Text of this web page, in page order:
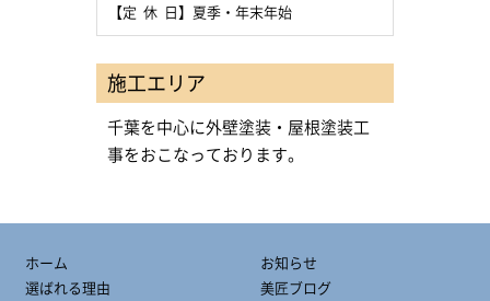
【定 休 日】夏季・年末年始
施工エリア
千葉を中心に外壁塗装・屋根塗装工
事をおこなっております。
ホーム
選ばれる理由
お知らせ
美匠ブログ